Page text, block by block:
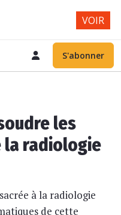
S'abonner
les
la radiologie
à la radiologie
de cette
VOIR